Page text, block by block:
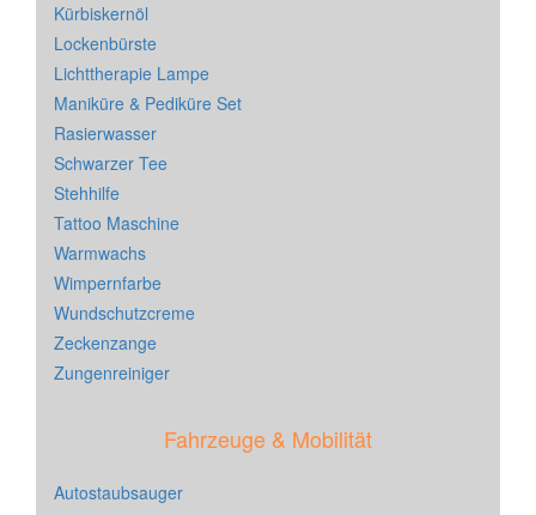
Kürbiskernöl
Lockenbürste
Lichttherapie Lampe
Maniküre & Pediküre Set
Rasierwasser
Schwarzer Tee
Stehhilfe
Tattoo Maschine
Warmwachs
Wimpernfarbe
Wundschutzcreme
Zeckenzange
Zungenreiniger
Fahrzeuge & Mobilität
Autostaubsauger